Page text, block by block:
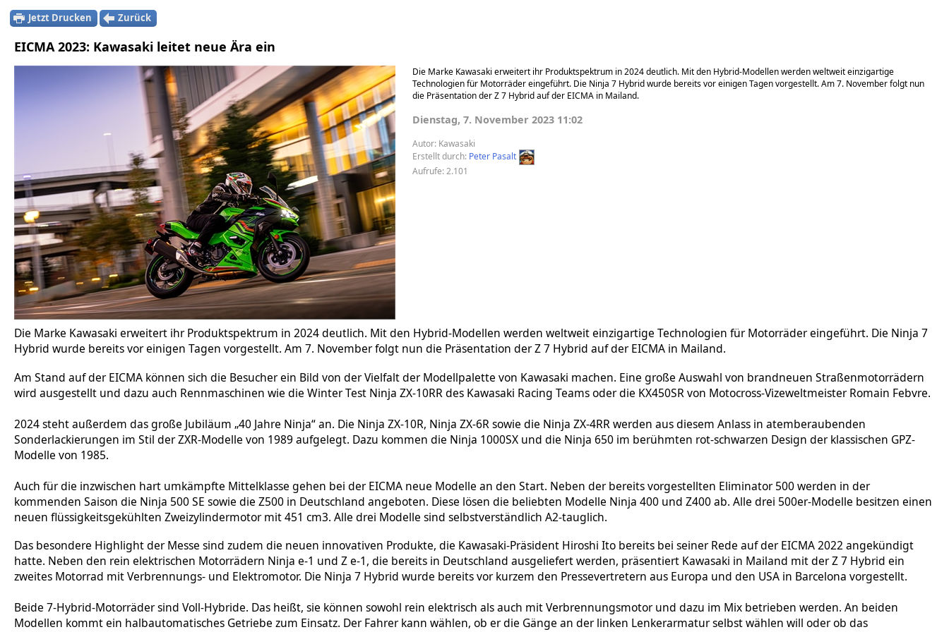
Jetzt Drucken Zurück
EICMA 2023: Kawasaki leitet neue Ära ein
Die Marke Kawasaki erweitert ihr Produktspektrum in 2024 deutlich. Mit den Hybrid-Modellen werden weltweit einzigartige
Technologien für Motorräder eingeführt. Die Ninja 7 Hybrid wurde bereits vor einigen Tagen vorgestellt. Am 7. November folgt nun
die Präsentation der Z 7 Hybrid auf der EICMA in Mailand.
Dienstag, 7. November 2023 11:02
Autor: Kawasaki
Erstellt durch: Peter Pasalt
Aufrufe: 2.101
Die Marke Kawasaki erweitert ihr Produktspektrum in 2024 deutlich. Mit den Hybrid-Modellen werden weltweit einzigartige Technologien für Motorräder eingeführt. Die Ninja 7
Hybrid wurde bereits vor einigen Tagen vorgestellt. Am 7. November folgt nun die Präsentation der Z 7 Hybrid auf der EICMA in Mailand.
Am Stand auf der EICMA können sich die Besucher ein Bild von der Vielfalt der Modellpalette von Kawasaki machen. Eine große Auswahl von brandneuen Straßenmotorrädern
wird ausgestellt und dazu auch Rennmaschinen wie die Winter Test Ninja ZX-10RR des Kawasaki Racing Teams oder die KX450SR von Motocross-Vizeweltmeister Romain Febvre.
2024 steht außerdem das große Jubiläum „40 Jahre Ninja“ an. Die Ninja ZX-10R, Ninja ZX-6R sowie die Ninja ZX-4RR werden aus diesem Anlass in atemberaubenden
Sonderlackierungen im Stil der ZXR-Modelle von 1989 aufgelegt. Dazu kommen die Ninja 1000SX und die Ninja 650 im berühmten rot-schwarzen Design der klassischen GPZ-
Modelle von 1985.
Auch für die inzwischen hart umkämpfte Mittelklasse gehen bei der EICMA neue Modelle an den Start. Neben der bereits vorgestellten Eliminator 500 werden in der
kommenden Saison die Ninja 500 SE sowie die Z500 in Deutschland angeboten. Diese lösen die beliebten Modelle Ninja 400 und Z400 ab. Alle drei 500er-Modelle besitzen einen
neuen flüssigkeitsgekühlten Zweizylindermotor mit 451 cm3. Alle drei Modelle sind selbstverständlich A2-tauglich.
Das besondere Highlight der Messe sind zudem die neuen innovativen Produkte, die Kawasaki-Präsident Hiroshi Ito bereits bei seiner Rede auf der EICMA 2022 angekündigt
hatte. Neben den rein elektrischen Motorrädern Ninja e-1 und Z e-1, die bereits in Deutschland ausgeliefert werden, präsentiert Kawasaki in Mailand mit der Z 7 Hybrid ein
zweites Motorrad mit Verbrennungs- und Elektromotor. Die Ninja 7 Hybrid wurde bereits vor kurzem den Pressevertretern aus Europa und den USA in Barcelona vorgestellt.
Beide 7-Hybrid-Motorräder sind Voll-Hybride. Das heißt, sie können sowohl rein elektrisch als auch mit Verbrennungsmotor und dazu im Mix betrieben werden. An beiden
Modellen kommt ein halbautomatisches Getriebe zum Einsatz. Der Fahrer kann wählen, ob er die Gänge an der linken Lenkerarmatur selbst wählen will oder ob das